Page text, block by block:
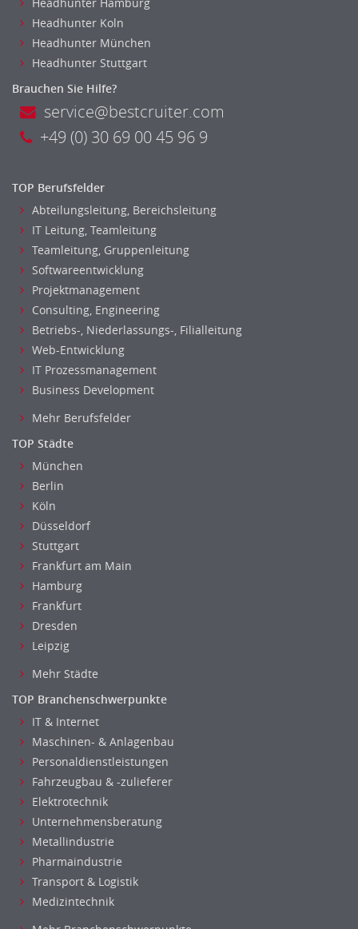
Headhunter Koln
Headhunter München
Headhunter Stuttgart
Brauchen Sie Hilfe?
service@bestcruiter.com
+49 (0) 30 69 00 45 96 9
TOP Berufsfelder
Abteilungsleitung, Bereichsleitung
IT Leitung, Teamleitung
Teamleitung, Gruppenleitung
Softwareentwicklung
Projektmanagement
Consulting, Engineering
Betriebs-, Niederlassungs-, Filialleitung
Web-Entwicklung
IT Prozessmanagement
Business Development
Mehr Berufsfelder
TOP Städte
München
Berlin
Köln
Düsseldorf
Stuttgart
Frankfurt am Main
Hamburg
Frankfurt
Dresden
Leipzig
Mehr Städte
TOP Branchenschwerpunkte
IT & Internet
Maschinen- & Anlagenbau
Personaldienstleistungen
Fahrzeugbau & -zulieferer
Elektrotechnik
Unternehmensberatung
Metallindustrie
Pharmaindustrie
Transport & Logistik
Medizintechnik